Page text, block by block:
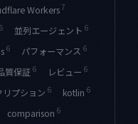
Workers7
6 並列エージェント 6
6 パフォーマンス 6
質保証 6 レビュー 6
プション 6 kotlin 6
comparison 6